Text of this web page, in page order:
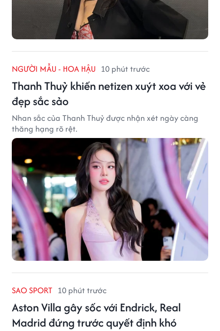
NGƯỜI MẪU - HOA HẬU 10 phút trước
Thanh Thuỷ khiến netizen xuýt xoa với vẻ
đẹp sắc sảo
Nhan sắc của Thanh Thuỷ được nhận xét ngày càng
thăng hạng rõ rệt.
SAO SPORT 10 phút trước
Aston Villa gây sốc với Endrick, Real
Madrid đứng trước quyết định khó